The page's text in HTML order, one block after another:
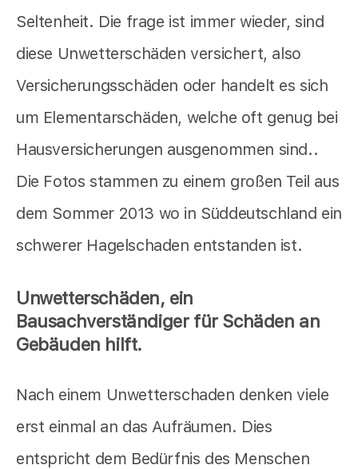
Seltenheit. Die frage ist immer wieder, sind
diese Unwetterschäden versichert, also
Versicherungsschäden oder handelt es sich
um Elementarschäden, welche oft genug bei
Hausversicherungen ausgenommen sind..
Die Fotos stammen zu einem großen Teil aus
dem Sommer 2013 wo in Süddeutschland ein
schwerer Hagelschaden entstanden ist.
Unwetterschäden, ein
Bausachverständiger für Schäden an
Gebäuden hilft.
Nach einem Unwetterschaden denken viele
erst einmal an das Aufräumen. Dies
entspricht dem Bedürfnis des Menschen